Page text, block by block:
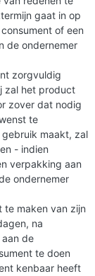
gaat in op
of een
de ondernemer
zorgvuldig
zal het product
zover dat nodig
te
maakt, zal
- indien
verpakking aan
ondernemer
maken van zijn
na
de
te doen
kenbaar heeft